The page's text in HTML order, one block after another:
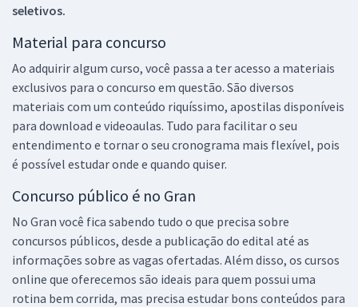
seletivos.
Material para concurso
Ao adquirir algum curso, você passa a ter acesso a materiais
exclusivos para o concurso em questão. São diversos
materiais com um conteúdo riquíssimo, apostilas disponíveis
para download e videoaulas. Tudo para facilitar o seu
entendimento e tornar o seu cronograma mais flexível, pois
é possível estudar onde e quando quiser.
Concurso público é no Gran
No Gran você fica sabendo tudo o que precisa sobre
concursos públicos, desde a publicação do edital até as
informações sobre as vagas ofertadas. Além disso, os cursos
online que oferecemos são ideais para quem possui uma
rotina bem corrida, mas precisa estudar bons conteúdos para